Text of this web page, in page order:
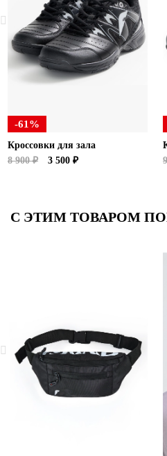
-61%
Кроссовки для зала
8 900 ₽
3 500 ₽
С ЭТИМ ТОВАРОМ